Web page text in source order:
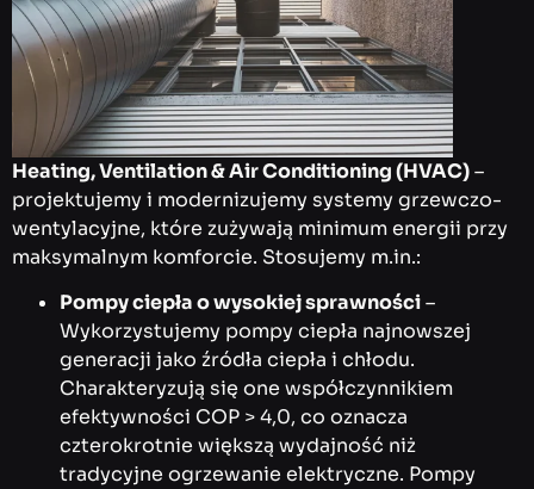
Heating, Ventilation & Air Conditioning (HVAC)–
projektujemy i modernizujemy systemy grzewczo-
wentylacyjne, które zużywają minimum energii przy
maksymalnym komforcie. Stosujemy m.in.:
Pompy ciepła o wysokiej sprawności–
Wykorzystujemy pompy ciepła najnowszej
generacji jako źródła ciepła i chłodu.
Charakteryzują się one współczynnikiem
efektywności COP > 4,0, co oznacza
czterokrotnie większą wydajność niż
tradycyjne ogrzewanie elektryczne. Pompy